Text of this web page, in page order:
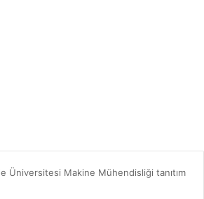
Üniversitesi Makine Mühendisliği tanıtım